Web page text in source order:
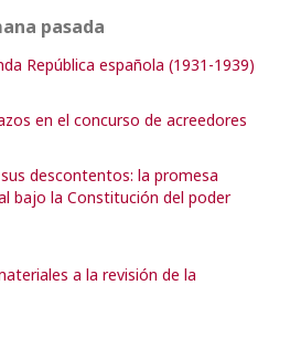
pasada
República española (1931-1939)
en el concurso de acreedores
descontentos: la promesa
bajo la Constitución del poder
a la revisión de la